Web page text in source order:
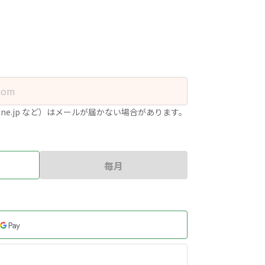
など）はメールが届かない場合があります。
毎月